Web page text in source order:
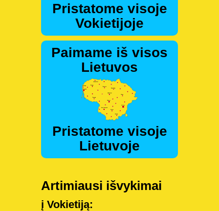
Pristatome visoje
Vokietijoje
Paimame iš visos
Lietuvos
Pristatome visoje
Lietuvoje
Artimiausi išvykimai
į Vokietiją: